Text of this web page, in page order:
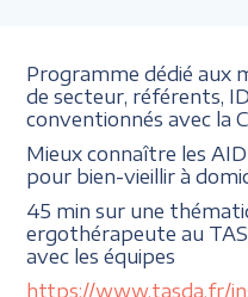
Programme dédié aux
de secteur, référents,
conventionnés avec la
Mieux connaître les
pour bien-vieillir à
45 min sur une
ergothérapeute au
avec les équipes
https://www.tasda.fr/